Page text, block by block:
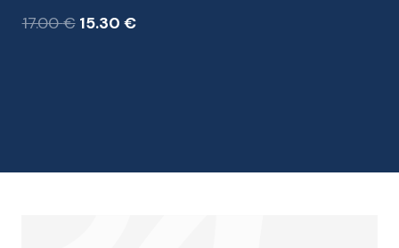
17.00€ O
15.30 €O